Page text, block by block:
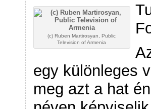
(c) Ruben Martirosyan, Public
Television of Armenia
egy különleges
meg azt a hat